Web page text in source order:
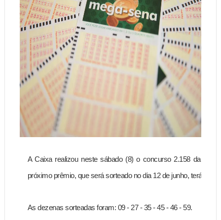
A Caixa realizou neste sábado (8) o concurso 2.158 da
próximo prêmio, que será sorteado no dia 12 de junho, terá
As dezenas sorteadas foram: 09 - 27 - 35 - 45 - 46 - 59.